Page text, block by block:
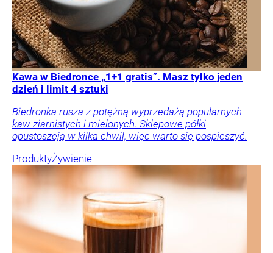
Kawa w Biedronce „1+1 gratis”. Masz tylko jeden
dzień i limit 4 sztuki
Biedronka rusza z potężną wyprzedażą popularnych
kaw ziarnistych i mielonych. Sklepowe półki
opustoszeją w kilka chwil, więc warto się pospieszyć.
ProduktyŻywienie